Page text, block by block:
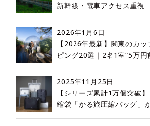
新幹線・電車アクセス重視
2026年1月6日
【2026年最新】関東のカ
ピング20選｜2名1室“5万円
2025年11月25日
【シリーズ累計1万個突破
縮袋「かる旅圧縮バッグ」